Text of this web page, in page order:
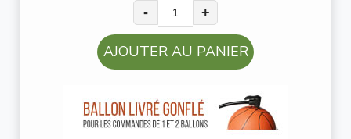
- +
AJOUTER AU PANIER